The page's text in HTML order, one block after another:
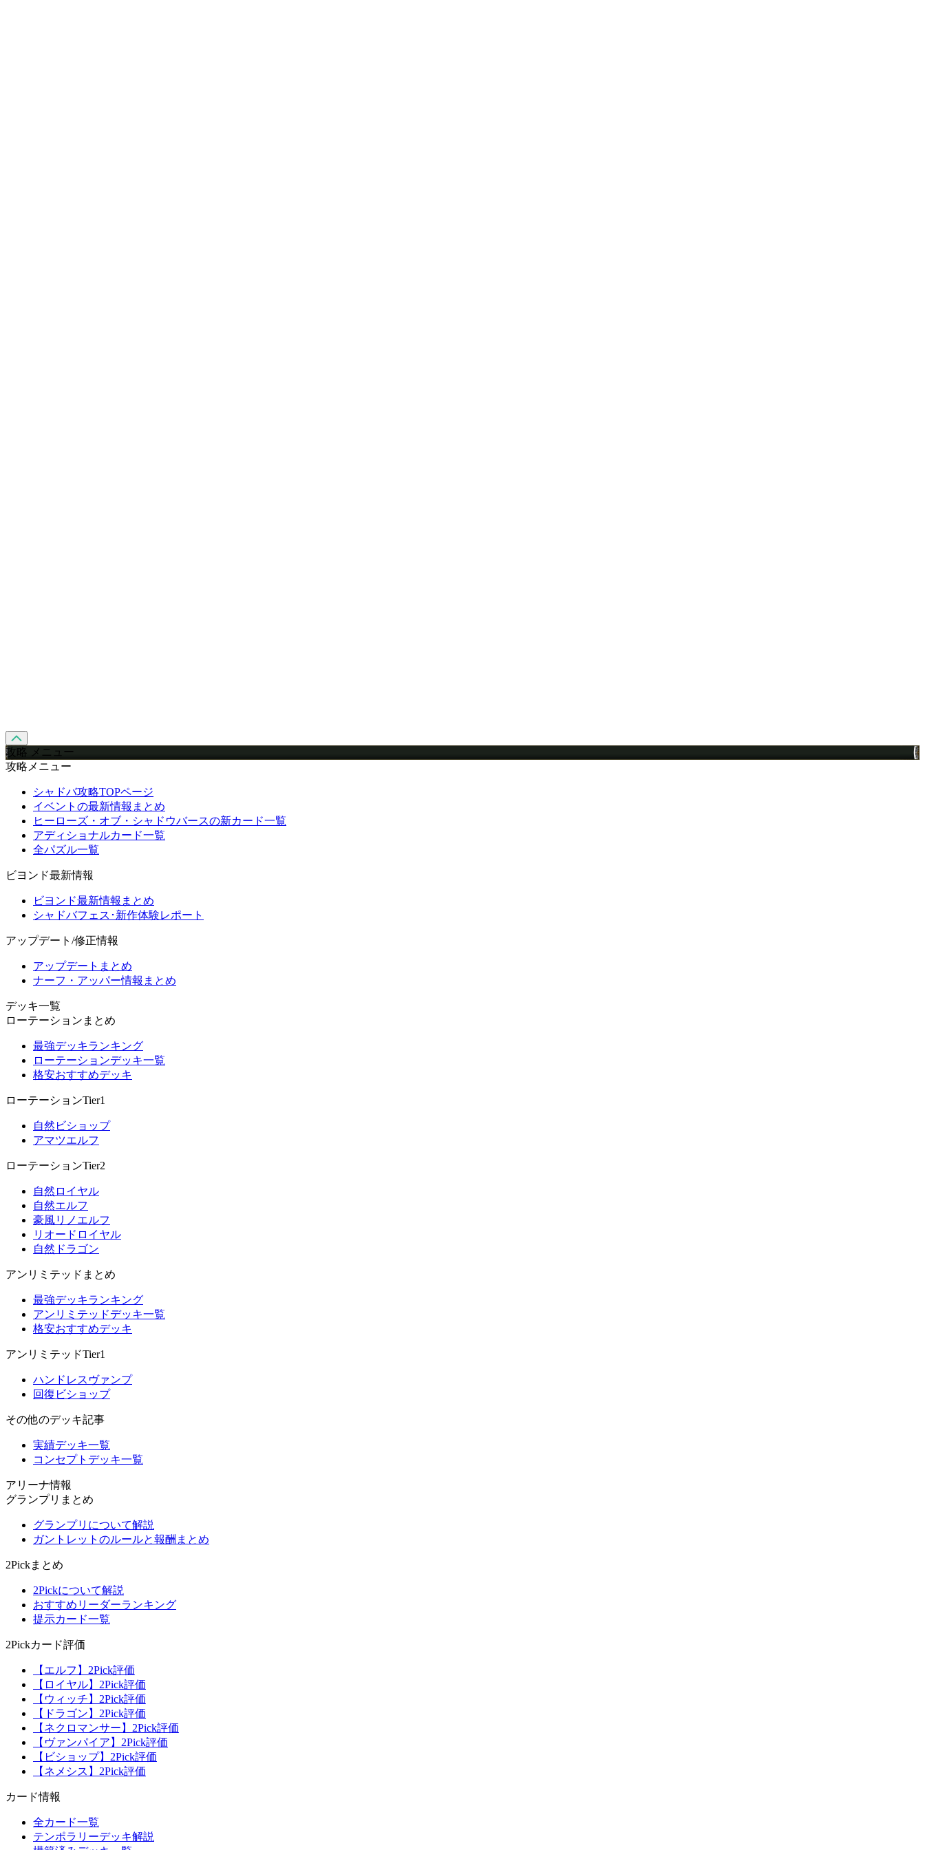
攻略 メニュー
攻略メニュー
シャドバ攻略TOPページ
イベントの最新情報まとめ
ヒーローズ・オブ・シャドウバースの新カード一覧
アディショナルカード一覧
全パズル一覧
ビヨンド最新情報
ビヨンド最新情報まとめ
シャドバフェス･新作体験レポート
アップデート/修正情報
アップデートまとめ
ナーフ・アッパー情報まとめ
デッキ一覧
ローテーションまとめ
最強デッキランキング
ローテーションデッキ一覧
格安おすすめデッキ
ローテーションTier1
自然ビショップ
アマツエルフ
ローテーションTier2
自然ロイヤル
自然エルフ
豪風リノエルフ
リオードロイヤル
自然ドラゴン
アンリミテッドまとめ
最強デッキランキング
アンリミテッドデッキ一覧
格安おすすめデッキ
アンリミテッドTier1
ハンドレスヴァンプ
回復ビショップ
その他のデッキ記事
実績デッキ一覧
コンセプトデッキ一覧
アリーナ情報
グランプリまとめ
グランプリについて解説
ガントレットのルールと報酬まとめ
2Pickまとめ
2Pickについて解説
おすすめリーダーランキング
提示カード一覧
2Pickカード評価
【エルフ】2Pick評価
【ロイヤル】2Pick評価
【ウィッチ】2Pick評価
【ドラゴン】2Pick評価
【ネクロマンサー】2Pick評価
【ヴァンパイア】2Pick評価
【ビショップ】2Pick評価
【ネメシス】2Pick評価
カード情報
全カード一覧
テンポラリーデッキ解説